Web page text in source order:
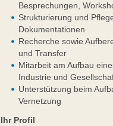
Besprechungen,
Strukturierung und
Dokumentationen
Recherche sowie
und Transfer
Mitarbeit am Aufbau
Industrie und
Unterstützung beim
Vernetzung
Ihr Profil